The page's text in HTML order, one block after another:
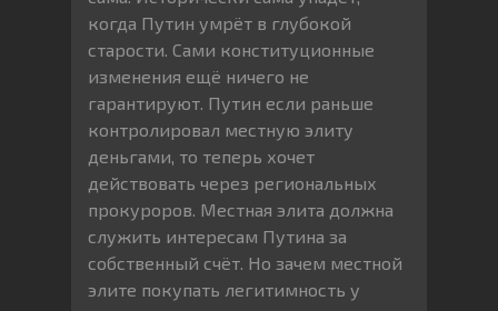
когда Путин умрёт в глубокой
старости. Сами конституционные
изменения ещё ничего не
гарантируют. Путин если раньше
контролировал местную элиту
деньгами, то теперь хочет
действовать через региональных
прокуроров. Местная элита должна
служить интересам Путина за
собственный счёт. Но зачем местной
элите покупать легитимность у